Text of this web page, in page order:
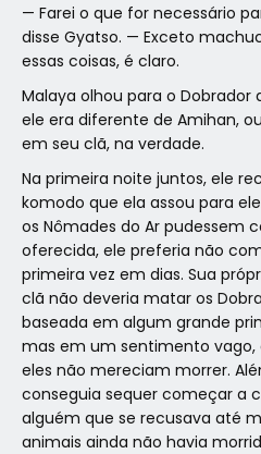
— Farei o que for necessário
disse Gyatso. — Exceto
essas coisas, é claro.
Malaya olhou para o Dobrador
ele era diferente de Amihan,
em seu clã, na verdade.
Na primeira noite juntos, ele
komodo que ela assou para
os Nômades do Ar pudessem
oferecida, ele preferia não
primeira vez em dias. Sua
clã não deveria matar os
baseada em algum grande
mas em um sentimento vago,
eles não mereciam morrer.
conseguia sequer começar a
alguém que se recusava até
animais ainda não havia